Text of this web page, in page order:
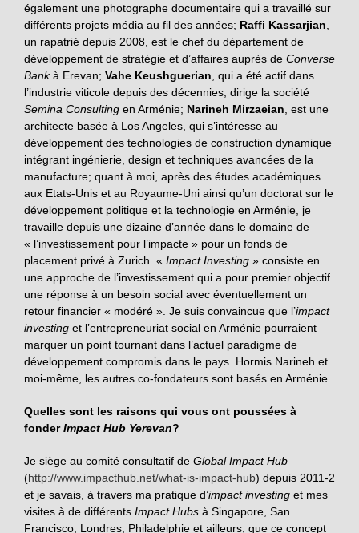
également une photographe documentaire qui a travaillé sur
différents projets média au fil des années; Raffi Kassarjian
un rapatrié depuis 2008, est le chef du département de
développement de stratégie et d’affaires auprès de Converse
Bankà Erevan; Vahe Keushguerian , qui a été actif dans
l’industrie viticole depuis des décennies, dirige la société
Semina Consulting en Arménie; Narineh Mirzaeian , est une
architecte basée à Los Angeles, qui s’intéresse au
développement des technologies de construction dynamique
intégrant ingénierie, design et techniques avancées de la
manufacture; quant à moi, après des études académiques
aux Etats-Unis et au Royaume-Uni ainsi qu’un doctorat sur le
développement politique et la technologie en Arménie, je
travaille depuis une dizaine d’année dans le domaine de
« l’investissement pour l’impacte » pour un fonds de
placement privé à Zurich. « Impact Investing » consiste en
une approche de l’investissement qui a pour premier objectif
une réponse à un besoin social avec éventuellement un
retour financier « modéré ». Je suis convaincue que l’impact
investing et l’entrepreneuriat social en Arménie pourraient
marquer un point tournant dans l’actuel paradigme de
développement compromis dans le pays. Hormis Narineh et
moi-même, les autres co-fondateurs sont basés en Arménie.
Quelles sont les raisons qui vous ont poussées à
fonderImpact Hub Yerevan?
Je siège au comité consultatif de Global Impact Hub
(http://www.impacthub.net/what-is-impact-hub) depuis 2011-2
et je savais, à travers ma pratique d’impact investing et mes
visites à de différents Impact Hubs à Singapore, San
Francisco, Londres, Philadelphie et ailleurs, que ce concept